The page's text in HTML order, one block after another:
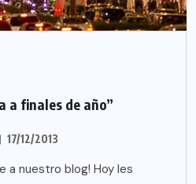
a finales de año”
17/12/2013
a nuestro blog! Hoy les